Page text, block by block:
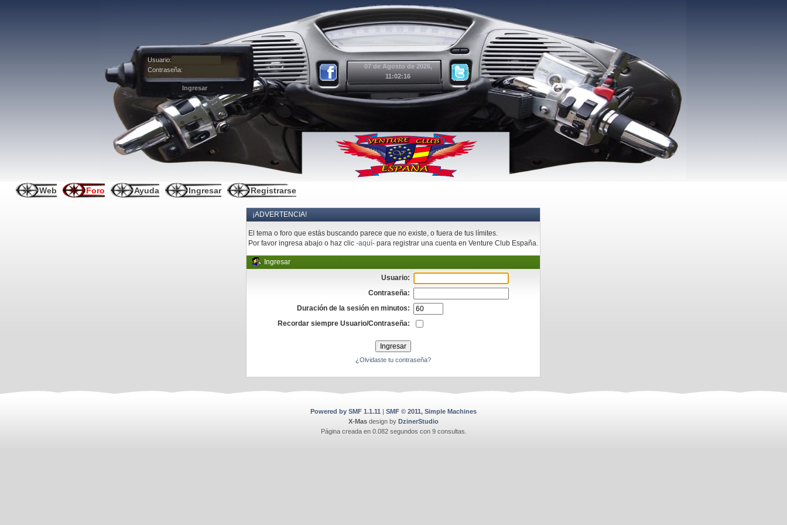
07 de Agosto de 2026,
11:02:16
Usuario:
Contraseña:
Web Foro Ayuda Ingresar Registrarse
¡ADVERTENCIA!
El tema o foro que estás buscando parece que no existe, o fuera de tus límites.
Por favor ingresa abajo o haz clic-aquí- para registrar una cuenta en Venture Club España.
Ingresar
Usuario:
Contraseña:
Duración de la sesión en minutos:
Recordar siempre Usuario/Contraseña:
¿Olvidaste tu contraseña?
Powered by SMF 1.1.11 | SMF © 2011, Simple Machines
X-Mas design by DzinerStudio
Página creada en 0.082 segundos con 9 consultas.